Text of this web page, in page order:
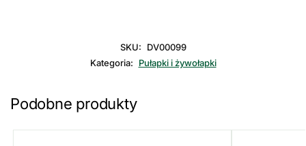
SKU:
DV00099
Kategoria:
Pułapki i żywołapki
Podobne produkty